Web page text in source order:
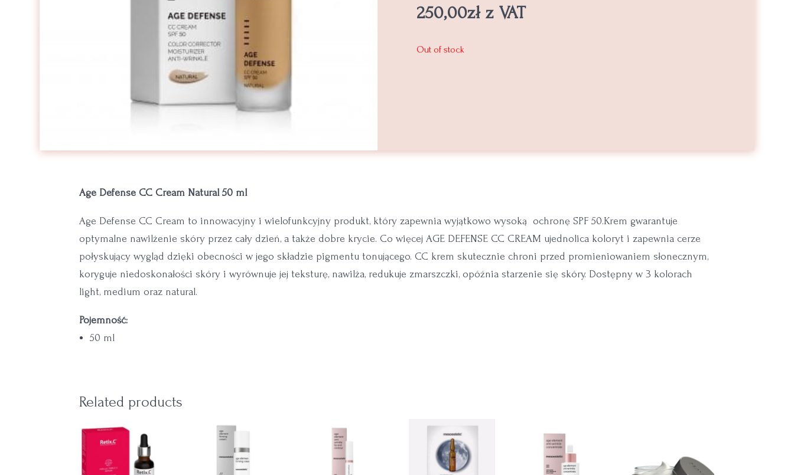
250,00zł z VAT
Out of stock
Age Defense CC Cream Natural 50 ml
Age Defense CC Cream to innowacyjny i wielofunkcyjny produkt, który zapewnia wyjątkowo wysoką ochronę SPF 50.Krem gwarantuje
optymalne nawilżenie skóry przez cały dzień, a także dobre krycie. Co więcej AGE DEFENSE CC CREAM ujednolica koloryt i zapewnia cerze
połyskujący wygląd dzięki obecności w jego składzie pigmentu tonującego. CC krem skutecznie chroni przed promieniowaniem słonecznym,
koryguje niedoskonałości skóry i wyrównuje jej teksturę, nawilża, redukuje zmarszczki, opóźnia starzenie się skóry. Dostępny w 3 kolorach
light, medium oraz natural.
Pojemność:
50 ml
Related products